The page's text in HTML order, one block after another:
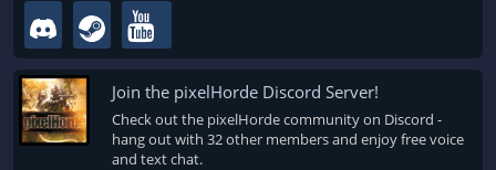
Join the pixelHorde Discord Server!
Check out the pixelHorde community on Discord -
hang out with 32 other members and enjoy free voice
and text chat.